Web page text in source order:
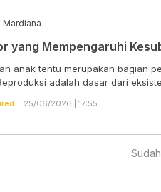
Mardiana
yang Mempengaruhi
anak tentu merupakan bagian
adalah dasar dari
25/06/2026 | 17:55